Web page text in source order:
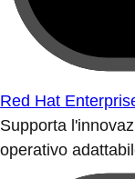
Red Hat
Supporta
operativo